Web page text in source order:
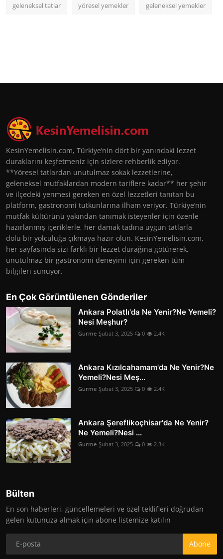
geleneksel tatlar yöresel yemekler geleneksel yemekler
KesinYemelisin.com, Türkiye’nin dört bir yanındaki lezzet
duraklarını keşfetmeniz için sizlere rehberlik ediyor.
**Yöresel tatlardan unutulmaz sokak lezzetlerine,
geleneksel mutfaklardan modern tariflere kadar** her şehir
ve ilçedeki yenmesi gereken en özel lezzetleri tanıtan bu
platform, gastronomi tutkunlarına ilham veriyor. Türkiye’nin
mutfak kültürünü yakından tanımak isteyenler için özenle
hazırlanmış içeriklerle, her damak tadına uygun tatlarla
dolu bir yolculuğa çıkmaya hazır olun. KesinYemelisin.com,
her sayfasında sizi farklı bir lezzet durağına götürerek,
unutulmaz bir gastronomi deneyimi için gereken tüm
bilgileri sunuyor.
En Çok Görüntülenen Gönderiler
Ankara Polatlı'da Ne Yenir?Ne Yemeli?
Nesi Meşhur?
Gurme Şubat 3, 2025 0 2.4K
Ankara Kızılcahamam'da Ne Yenir?Ne
Yemeli?Nesi Meş...
Gurme Şubat 3, 2025 0 2.4K
Ankara Şereflikoçhisar'da Ne Yenir?
Ne Yemeli?Nesi ...
Gurme Şubat 3, 2025 0 2.3K
Bülten
En son haberleri, güncellemeleri ve özel teklifleri doğrudan
gelen kutunuza almak için abone listemize katılın
Abone